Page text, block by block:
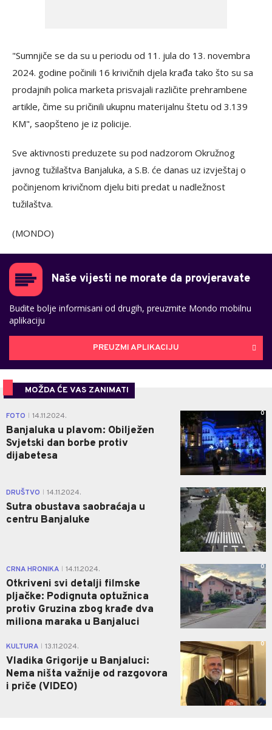
"Sumnjiče se da su u periodu od 11. jula do 13. novembra
2024. godine počinili 16 krivičnih djela krađa tako što su sa
prodajnih polica marketa prisvajali različite prehrambene
artikle, čime su pričinili ukupnu materijalnu štetu od 3.139
KM", saopšteno je iz policije.
Sve aktivnosti preduzete su pod nadzorom Okružnog
javnog tužilaštva Banjaluka, a S.B. će danas uz izvještaj o
počinjenom krivičnom djelu biti predat u nadležnost
tužilaštva.
(MONDO)
Naše vijesti ne morate da provjeravate
Budite bolje informisani od drugih, preuzmite Mondo mobilnu
aplikaciju
PREUZMI APLIKACIJU
MOŽDA ĆE VAS ZANIMATI
FOTO 14.11.2024.
Banjaluka u plavom: Obilježen
Svjetski dan borbe protiv
dijabetesa
0
DRUŠTVO 14.11.2024.
Sutra obustava saobraćaja u
centru Banjaluke
0
CRNA HRONIKA 14.11.2024.
Otkriveni svi detalji filmske
pljačke: Podignuta optužnica
protiv Gruzina zbog krađe dva
miliona maraka u Banjaluci
0
KULTURA 13.11.2024.
Vladika Grigorije u Banjaluci:
Nema ništa važnije od razgovora
i priče (VIDEO)
0